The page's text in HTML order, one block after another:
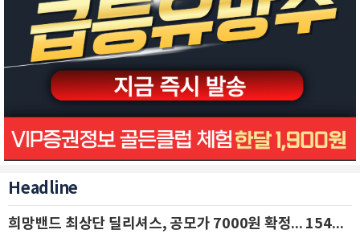
Headline
희망밴드 최상단 딜리셔스, 공모가 7000원 확정... 154억 규모 IPO 돌입